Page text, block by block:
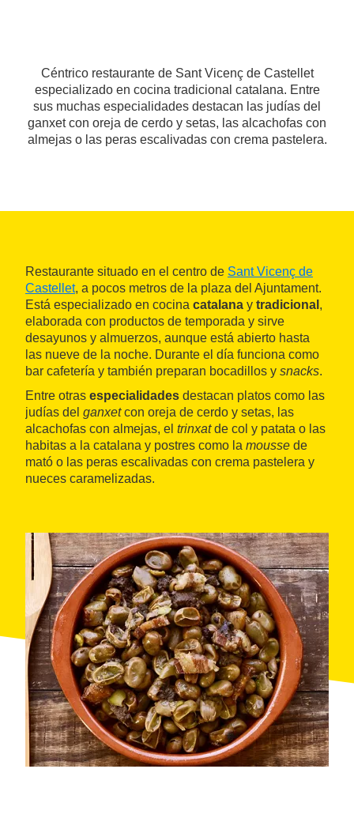
Céntrico restaurante de Sant Vicenç de Castellet
especializado en cocina tradicional catalana. Entre
sus muchas especialidades destacan las judías del
ganxet con oreja de cerdo y setas, las alcachofas con
almejas o las peras escalivadas con crema pastelera.
Restaurante situado en el centro de Sant Vicenç de
Castellet, a pocos metros de la plaza del Ajuntament.
Está especializado en cocina catalana y tradicional ,
elaborada con productos de temporada y sirve
desayunos y almuerzos, aunque está abierto hasta
las nueve de la noche. Durante el día funciona como
bar cafetería y también preparan bocadillos y snacks.
Entre otras especialidades destacan platos como las
judías del ganxetcon oreja de cerdo y setas, las
alcachofas con almejas, el trinxatde col y patata o las
habitas a la catalana y postres como la mousse de
mató o las peras escalivadas con crema pastelera y
nueces caramelizadas.